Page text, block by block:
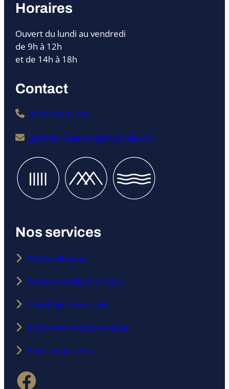
Horaires
Ouvert du lundi au vendredi
de 9h à 12h
et de 14h à 18h
Contact
07 52 06 41 65
gauthier.lpaenergie@gmail.com
Nos services
Photovoltaïque
Pompe à chaleur air/eau
Chauffage réversible
Ballon thermodynamique
Aides financières
Facebook